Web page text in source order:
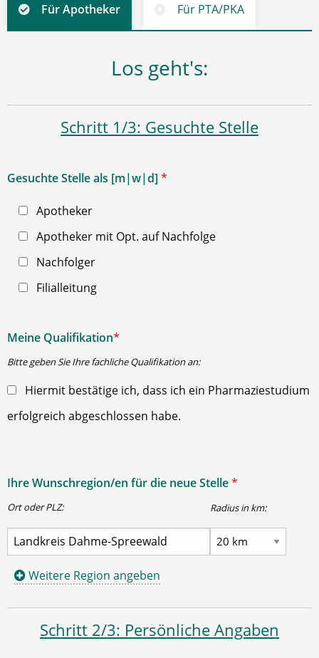
Für Apotheker Für PTA/PKA
Los geht's:
Schritt 1/3: Gesuchte Stelle
Gesuchte Stelle als [m|w|d] *
Apotheker
Apotheker mit Opt. auf Nachfolge
Nachfolger
Filialleitung
Meine Qualifikation*
Bitte geben Sie Ihre fachliche Qualifikation an:
Hiermit bestätige ich, dass ich ein Pharmaziestudium
erfolgreich abgeschlossen habe.
Ihre Wunschregion/en für die neue Stelle*
Ort oder PLZ: Radius in km:
Weitere Region angeben
Schritt 2/3: Persönliche Angaben